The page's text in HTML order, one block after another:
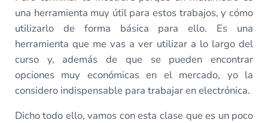
una herramienta muy útil para estos trabajos, y cómo
utilizarlo de forma básica para ello. Es una
herramienta que me vas a ver utilizar a lo largo del
curso y, además de que se pueden encontrar
opciones muy económicas en el mercado, yo la
considero indispensable para trabajar en electrónica.
Dicho todo ello, vamos con esta clase que es un poco